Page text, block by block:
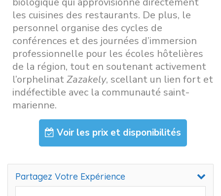
les cuisines des restaurants. De plus, le
personnel organise des cycles de
conférences et des journées d’immersion
professionnelle pour les écoles hôtelières
de la région, tout en soutenant activement
l’orphelinatZazakely, scellant un lien fort et
indéfectible avec la communauté saint-
marienne.
Voir les prix et disponibilités
Partagez Votre Expérience